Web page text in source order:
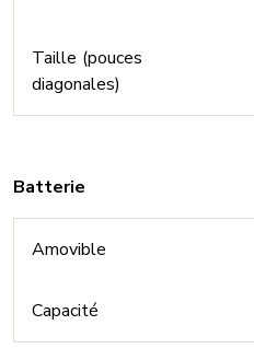
Taille (pouces
diagonales)
Batterie
Amovible
Capacité